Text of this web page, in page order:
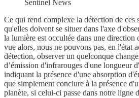
Sentinel News
Ce qui rend complexe la détection de ces
qu'elles doivent se situer dans l'axe
la lumière est occultée dans une direction
vue alors, nous ne pouvons pas, en l'état
détection, observer un quelconque
d’émission d'infrarouges d'une longueur
indiquant la présence d'une absorption
que simplement conclure à la présence
planète, si celui-ci passe dans notre ligne